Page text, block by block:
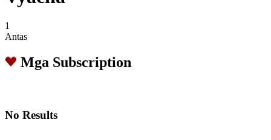
1
Antas
Mga Subscription
No Results